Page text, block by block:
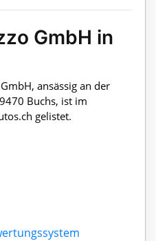
GmbH in
ansässig an der
Buchs, ist im
gelistet.